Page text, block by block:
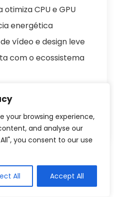
your browsing experience,
and analyse our
you consent to our use
All Accept All
CPU e GPU
energética
vídeo e design leve
com o ecossistema
AAA
de 8 núcleosé
mais avançadas em
arquitetura unificada, ele